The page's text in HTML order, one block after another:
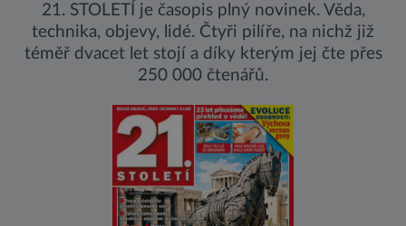
21. STOLETÍ je časopis plný novinek. Věda,
technika, objevy, lidé. Čtyři pilíře, na nichž již
téměř dvacet let stojí a díky kterým jej čte přes
250 000 čtenářů.